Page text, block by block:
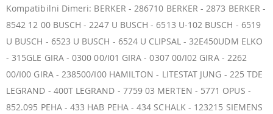
Kompatibilni Dimeri: BERKER - 286710 BERKER - 2873 BERKER -
8542 12 00 BUSCH - 2247 U BUSCH - 6513 U-102 BUSCH - 6519
U BUSCH - 6523 U BUSCH - 6524 U CLIPSAL - 32E450UDM ELKO
- 315GLE GIRA - 0300 00/I01 GIRA - 0307 00/I02 GIRA - 2262
00/I00 GIRA - 238500/I00 HAMILTON - LITESTAT JUNG - 225 TDE
LEGRAND - 400T LEGRAND - 7759 03 MERTEN - 5771 OPUS -
852.095 PEHA - 433 HAB PEHA - 434 SCHALK - 123215 SIEMENS